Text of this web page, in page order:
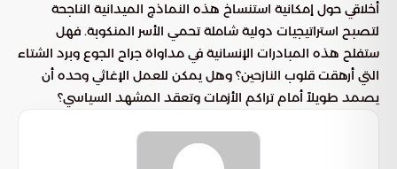
أخلاقي حول إمكانية استنساخ هذه النماذج الميدانية الناجحة
لتصبح استراتيجيات دولية شاملة تحمي الأسر المنكوبة. فهل
ستفلح هذه المبادرات الإنسانية في مداواة جراح الجوع وبرد الشتاء
التي أرهقت قلوب النازحين؟ وهل يمكن للعمل الإغاثي وحده أن
يصمد طويلاً أمام تراكم الأزمات وتعقد المشهد السياسي؟